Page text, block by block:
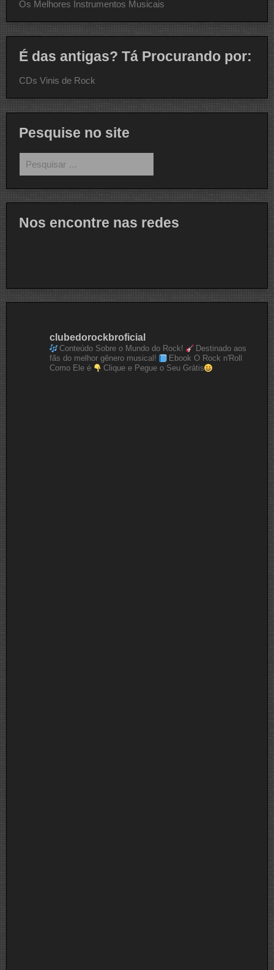
Os Melhores Instrumentos Musicais
É das antigas? Tá Procurando por:
CDs Vinis de Rock
Pesquise no site
por:
Nos encontre nas redes
clubedorockbroficial
Conteúdo Sobre o Mundo do Rock!
Destinado aos
fãs do melhor gênero musical!
Ebook O Rock n'Roll
Como Ele é
Clique e Pegue o Seu Grátis